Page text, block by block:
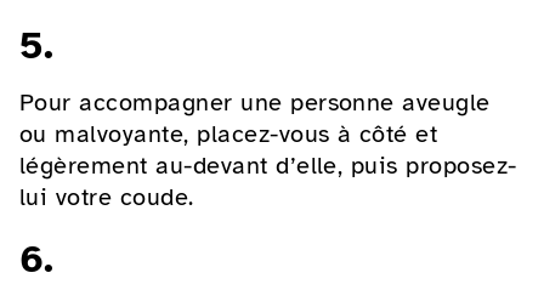
5.
Pour accompagner une personne aveugle
ou malvoyante, placez-vous à côté et
légèrement au-devant d’elle, puis proposez-
lui votre coude.
6.